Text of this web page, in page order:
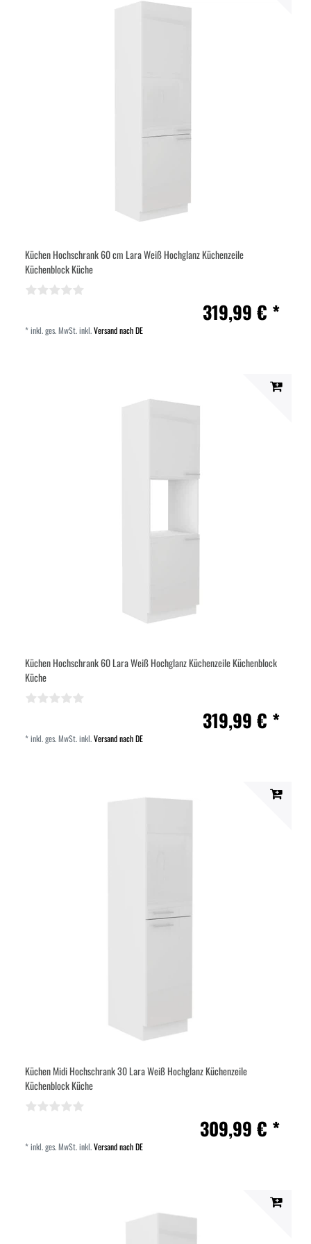
Küchen Hochschrank 60 cm Lara Weiß Hochglanz Küchenzeile
Küchenblock Küche
319,99 € *
*inkl. ges. MwSt.inkl.Versand nach DE
Küchen Hochschrank 60 Lara Weiß Hochglanz Küchenzeile Küchenblock
Küche
319,99 € *
*inkl. ges. MwSt.inkl.Versand nach DE
Küchen Midi Hochschrank 30 Lara Weiß Hochglanz Küchenzeile
Küchenblock Küche
309,99 € *
*inkl. ges. MwSt.inkl.Versand nach DE